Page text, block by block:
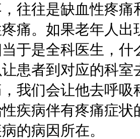
往往是缺血性疼
痛。如果老年人
于是全科医生，
患者到对应的科
我们会让他去呼
疾病伴有疼痛症
的病因所在。